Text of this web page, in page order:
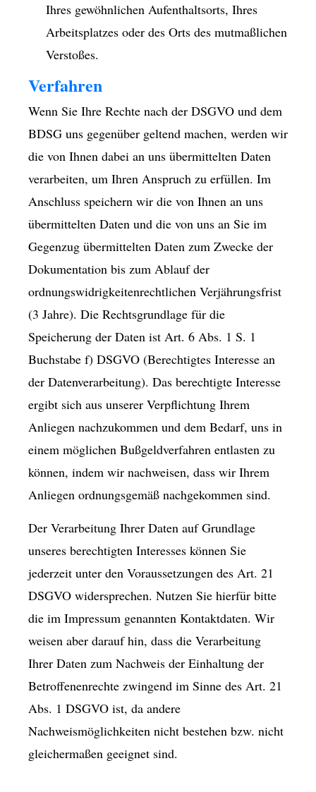
Ihres gewöhnlichen Aufenthaltsorts, Ihres
Arbeitsplatzes oder des Orts des mutmaßlichen
Verstoßes.
Verfahren
Wenn Sie Ihre Rechte nach der DSGVO und dem
BDSG uns gegenüber geltend machen, werden wir
die von Ihnen dabei an uns übermittelten Daten
verarbeiten, um Ihren Anspruch zu erfüllen. Im
Anschluss speichern wir die von Ihnen an uns
übermittelten Daten und die von uns an Sie im
Gegenzug übermittelten Daten zum Zwecke der
Dokumentation bis zum Ablauf der
ordnungswidrigkeitenrechtlichen Verjährungsfrist
(3 Jahre). Die Rechtsgrundlage für die
Speicherung der Daten ist Art. 6 Abs. 1 S. 1
Buchstabe f) DSGVO (Berechtigtes Interesse an
der Datenverarbeitung). Das berechtigte Interesse
ergibt sich aus unserer Verpflichtung Ihrem
Anliegen nachzukommen und dem Bedarf, uns in
einem möglichen Bußgeldverfahren entlasten zu
können, indem wir nachweisen, dass wir Ihrem
Anliegen ordnungsgemäß nachgekommen sind.
Der Verarbeitung Ihrer Daten auf Grundlage
unseres berechtigten Interesses können Sie
jederzeit unter den Voraussetzungen des Art. 21
DSGVO widersprechen. Nutzen Sie hierfür bitte
die im Impressum genannten Kontaktdaten. Wir
weisen aber darauf hin, dass die Verarbeitung
Ihrer Daten zum Nachweis der Einhaltung der
Betroffenenrechte zwingend im Sinne des Art. 21
Abs. 1 DSGVO ist, da andere
Nachweismöglichkeiten nicht bestehen bzw. nicht
gleichermaßen geeignet sind.